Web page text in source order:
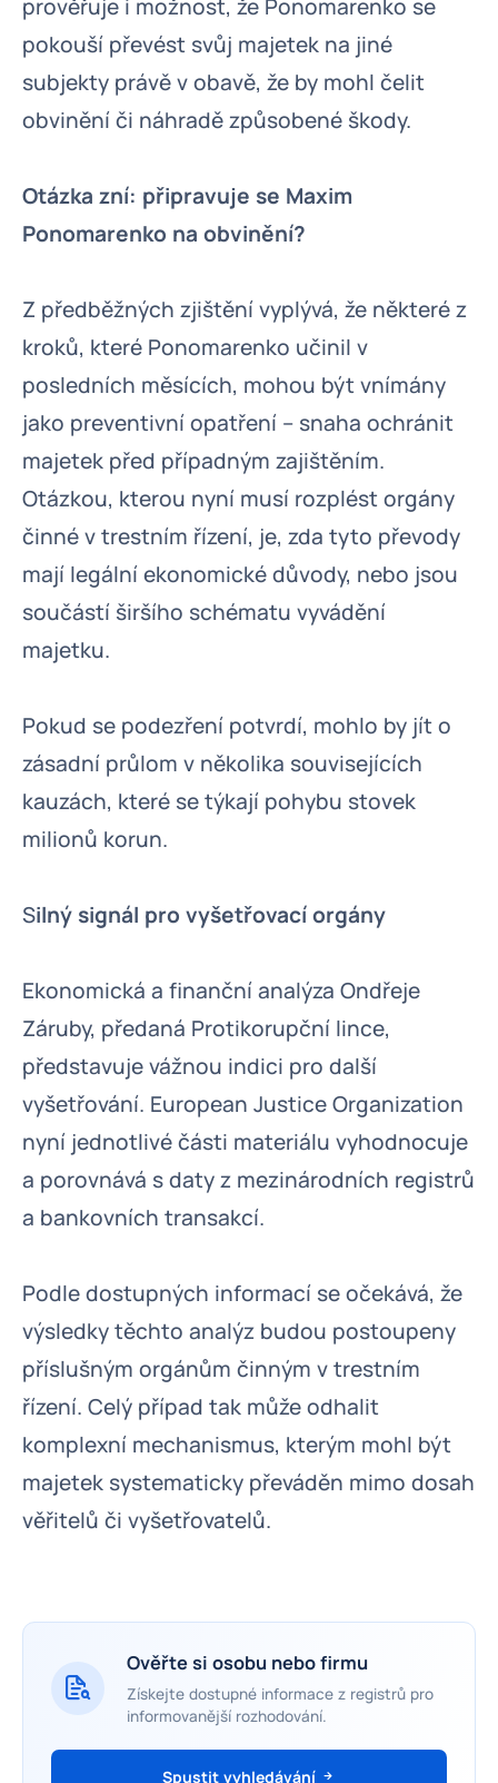
prověřuje i možnost, že Ponomarenko se
pokouší převést svůj majetek na jiné
subjekty právě v obavě, že by mohl čelit
obvinění či náhradě způsobené škody.
Otázka zní: připravuje se Maxim
Ponomarenko na obvinění?
Z předběžných zjištění vyplývá, že některé z
kroků, které Ponomarenko učinil v
posledních měsících, mohou být vnímány
jako preventivní opatření – snaha ochránit
majetek před případným zajištěním.
Otázkou, kterou nyní musí rozplést orgány
činné v trestním řízení, je, zda tyto převody
mají legální ekonomické důvody, nebo jsou
součástí širšího schématu vyvádění
majetku.
Pokud se podezření potvrdí, mohlo by jít o
zásadní průlom v několika souvisejících
kauzách, které se týkají pohybu stovek
milionů korun.
Silný signál pro vyšetřovací orgány
Ekonomická a finanční analýza Ondřeje
Záruby, předaná Protikorupční lince,
představuje vážnou indici pro další
vyšetřování. European Justice Organization
nyní jednotlivé části materiálu vyhodnocuje
a porovnává s daty z mezinárodních registrů
a bankovních transakcí.
Podle dostupných informací se očekává, že
výsledky těchto analýz budou postoupeny
příslušným orgánům činným v trestním
řízení. Celý případ tak může odhalit
komplexní mechanismus, kterým mohl být
majetek systematicky převáděn mimo dosah
věřitelů či vyšetřovatelů.
Ověřte si osobu nebo firmu
Získejte dostupné informace z registrů pro
informovanější rozhodování.
Spustit vyhledávání